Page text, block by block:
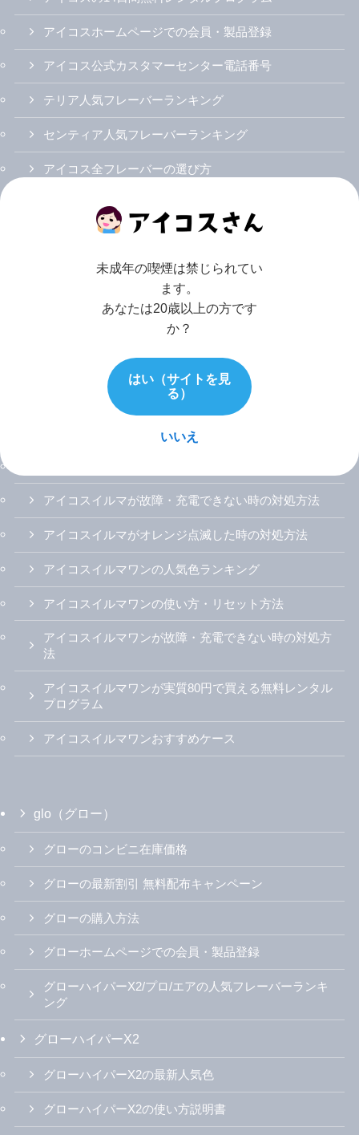
アイコスホームページでの会員・製品登録
アイコス公式カスタマーセンター電話番号
テリア人気フレーバーランキング
センティア人気フレーバーランキング
アイコス全フレーバーの選び方
アイコスイルマ初のニコチン0スティック「ザサード
アイコスイルマiとアイコスイルマの違い
アイコスイルマi/プライム/ワンのカラバリ・人気色
アイコスイルマiの使い方説明書
アイコスイルマ/プライム/ワン
アイコスイルマの無料レンタルを試した感想
アイコスイルマが故障・充電できない時の対処方法
アイコスイルマがオレンジ点滅した時の対処方法
アイコスイルマワンの人気色ランキング
アイコスイルマワンの使い方・リセット方法
アイコスイルマワンが故障・充電できない時の対処方
法
アイコスイルマワンが実質80円で買える無料レンタル
プログラム
アイコスイルマワンおすすめケース
glo（グロー）
グローのコンビニ在庫価格
グローの最新割引 無料配布キャンペーン
グローの購入方法
グローホームページでの会員・製品登録
グローハイパーX2/プロ/エアの人気フレーバーランキ
ング
グローハイパーX2
グローハイパーX2の最新人気色
グローハイパーX2の使い方説明書
未成年の喫煙は禁じられてい
ます。
あなたは20歳以上の方です
か？
はい（サイトを見
る）
いいえ